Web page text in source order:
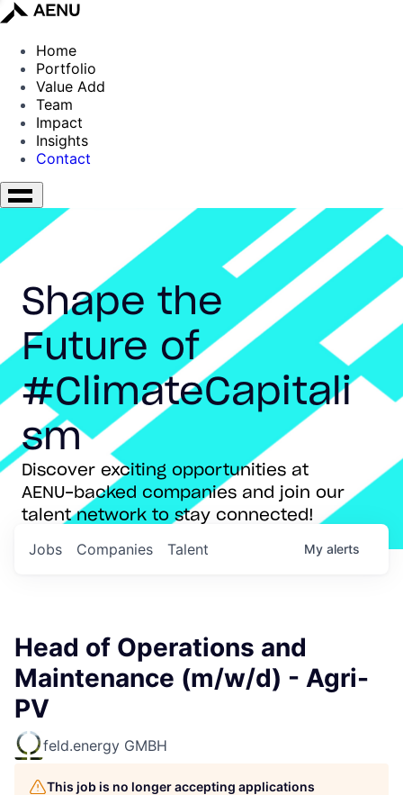
Home
Portfolio
Value Add
Team
Impact
Insights
Contact
Shape the
Future of
#ClimateCapitali
sm
Discover exciting opportunities at
AENU-backed companies and join our
talent network to stay connected!
Jobs Companies Talent My alerts
Head of Operations and
Maintenance (m/w/d) - Agri-
PV
feld.energy GMBH
This job is no longer accepting applications